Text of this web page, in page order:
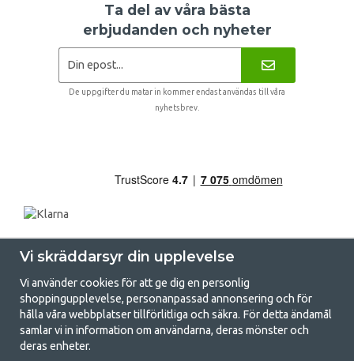
Ta del av våra bästa
erbjudanden och nyheter
De uppgifter du matar in kommer endast användas till våra
nyhetsbrev.
GetCamping.se - Din butik för camping
Vi skräddarsyr din upplevelse
Vi använder cookies för att ge dig en personlig
shoppingupplevelse, personanpassad annonsering och för
hålla våra webbplatser tillförlitliga och säkra. För detta ändamål
samlar vi in information om användarna, deras mönster och
deras enheter.